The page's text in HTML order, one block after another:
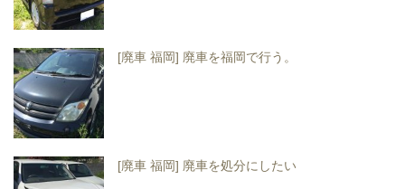
[廃車 福岡] 廃車を福岡で行う。
[廃車 福岡] 廃車を処分にしたい